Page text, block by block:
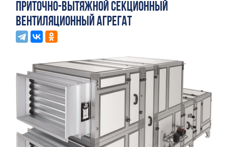
ПРИТОЧНО-ВЫТЯЖНОЙ СЕКЦИОННЫЙ
ВЕНТИЛЯЦИОННЫЙ АГРЕГАТ